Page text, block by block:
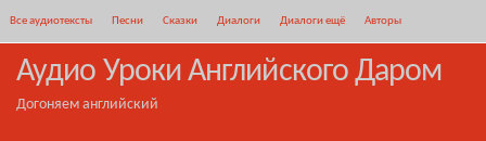
содержимому
Все аудиотексты Песни Сказки Диалоги Диалоги ещё Авторы
Аудио Уроки Английского Даром
Догоняем английский